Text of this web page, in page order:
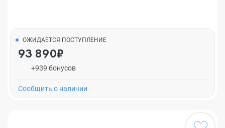
ОЖИДАЕТСЯ ПОСТУПЛЕНИЕ
93 890₽
+939 бонусов
Cообщить о наличии